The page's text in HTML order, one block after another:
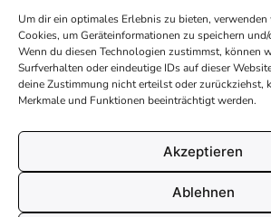
Um dir ein optimales Erlebnis zu bieten,
Cookies, um Geräteinformationen zu speichern
Wenn du diesen Technologien zustimmst, können
Surfverhalten oder eindeutige IDs auf dieser
deine Zustimmung nicht erteilst oder zurückziehst,
Merkmale und Funktionen beeinträchtigt werden.
Akzeptieren
Ablehnen
Über uns
Kontakt
Inhaltsrichtlinien
Recht & Datenschutz
Impressum
AGB
Cookies